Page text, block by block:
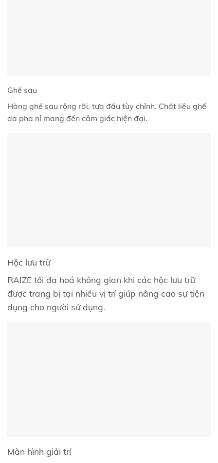
Ghế sau
Hàng ghế sau rộng rãi, tựa đầu tùy chỉnh. Chất liệu ghế
da pha nỉ mang đến cảm giác hiện đại.
Hộc lưu trữ
RAIZE tối đa hoá không gian khi các hộc lưu trữ
được trang bị tại nhiều vị trí giúp nâng cao sự tiện
dụng cho người sử dụng.
Màn hình giải trí